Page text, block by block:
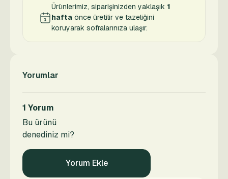
Ürünlerimiz, siparişinizden yaklaşık 1
hafta önce üretilir ve tazeliğini
koruyarak sofralarınıza ulaşır.
Yorumlar
1 Yorum
Bu ürünü
denediniz mi?
Yorum Ekle